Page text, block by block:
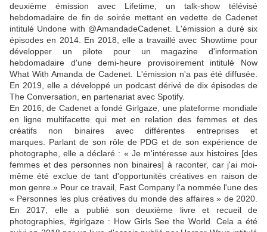
deuxième émission avec Lifetime, un talk-show télévisé
hebdomadaire de fin de soirée mettant en vedette de Cadenet
intitulé Undone with @AmandadeCadenet. L'émission a duré six
épisodes en 2014. En 2018, elle a travaillé avec Showtime pour
développer un pilote pour un magazine d'information
hebdomadaire d'une demi-heure provisoirement intitulé Now
What With Amanda de Cadenet. L'émission n'a pas été diffusée.
En 2019, elle a développé un podcast dérivé de dix épisodes de
The Conversation, en partenariat avec Spotify.
En 2016, de Cadenet a fondé Girlgaze, une plateforme mondiale
en ligne multifacette qui met en relation des femmes et des
créatifs non binaires avec différentes entreprises et
marques. Parlant de son rôle de PDG et de son expérience de
photographe, elle a déclaré : « Je m'intéresse aux histoires [des
femmes et des personnes non binaires] à raconter, car j'ai moi-
même été exclue de tant d'opportunités créatives en raison de
mon genre.» Pour ce travail, Fast Company l'a nommée l'une des
« Personnes les plus créatives du monde des affaires » de 2020.
En 2017, elle a publié son deuxième livre et recueil de
photographies, #girlgaze : How Girls See the World. Cela a été